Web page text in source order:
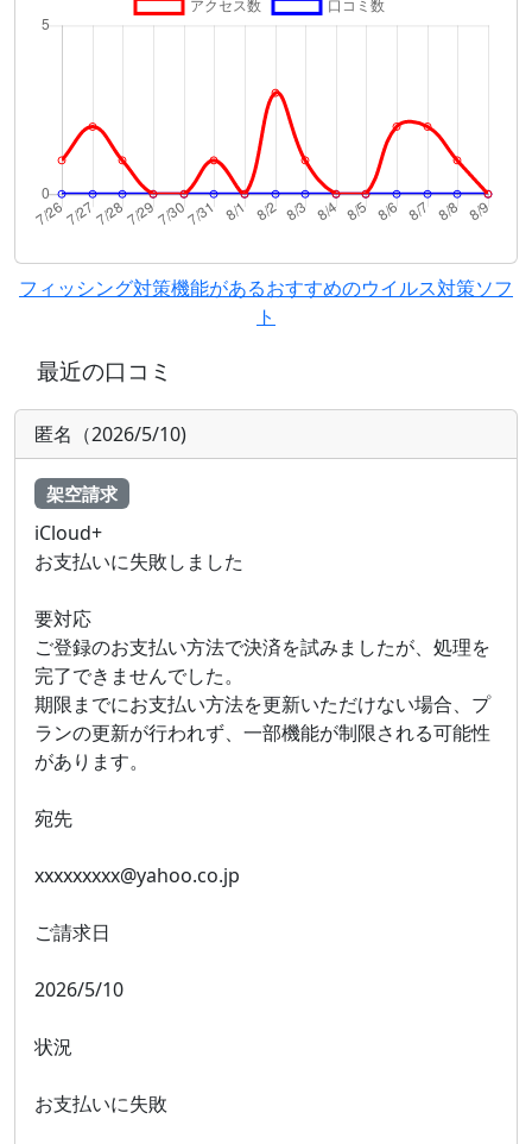
フィッシング対策機能があるおすすめのウイルス対策ソフ
ト
最近の口コミ
匿名（2026/5/10)
架空請求
iCloud+
お支払いに失敗しました
要対応
ご登録のお支払い方法で決済を試みましたが、処理を
完了できませんでした。
期限までにお支払い方法を更新いただけない場合、プ
ランの更新が行われず、一部機能が制限される可能性
があります。
宛先
xxxxxxxxx@yahoo.co.jp
ご請求日
2026/5/10
状況
お支払いに失敗